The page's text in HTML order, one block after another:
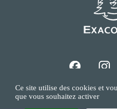
Ce site utilise des cookies et
que vous souhaitez activer